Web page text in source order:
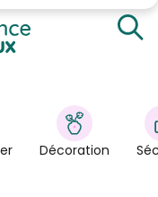
Décoration
plus clairs
d’électricité, de